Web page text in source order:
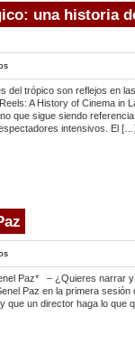
una historia
del trópico son reflejos en las
A History of Cinema in
que sigue siendo referencia
intensivos. El
Paz* – ¿Quieres narrar y
Paz en la primera sesión
que un director haga lo que